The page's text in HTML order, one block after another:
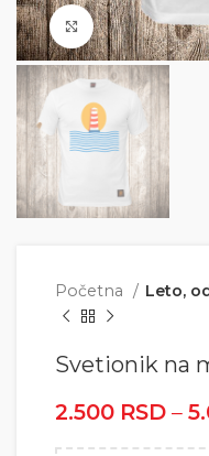
Click to
Početna Leto,
Svetionik na
2.500 RSD –